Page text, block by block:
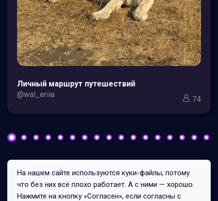
Личный маршрут путешествий
@wal_eriia
74
Все права защищены © 2026
На нашем сайте используются куки-файлы, потому
что без них всё плохо работает. А с ними — хорошо.
Нажмите на кнопку «Согласен», если согласны с